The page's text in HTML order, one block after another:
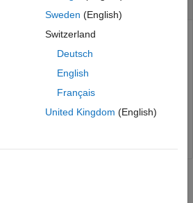
so that you can read from it again.
"C:\data\tdms"
Sweden (English)
Switzerland
Deutsch
English
Français
United Kingdom (English)